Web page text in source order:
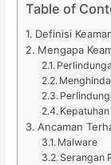
Table of
Definisi
Mengapa
Ancaman
Malware
Serangan